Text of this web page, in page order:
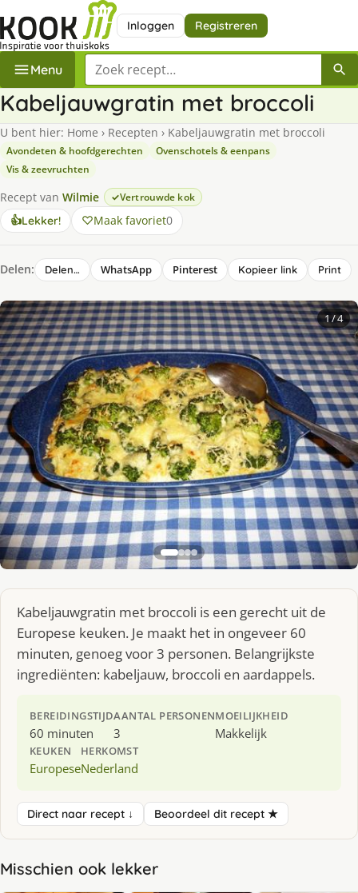
Inloggen Registreren
Menu Zoek een recept
Kabeljauwgratin met broccoli
U bent hier: Home › Recepten › Kabeljauwgratin met broccoli
Avondeten & hoofdgerechten
Ovenschotels & eenpans
Vis & zeevruchten
Recept van Wilmie Vertrouwde kok
👍Lekker! Maak favoriet0
Delen: Delen… WhatsApp Pinterest Kopieer link Print
1 / 4
Kabeljauwgratin met broccoli is een gerecht uit de
Europese keuken. Je maakt het in ongeveer 60
minuten, genoeg voor 3 personen. Belangrijkste
ingrediënten: kabeljauw, broccoli en aardappels.
BEREIDINGSTIJD
60 minuten
AANTAL PERSONEN
3
MOEILIJKHEID
Makkelijk
KEUKEN
Europese
HERKOMST
Nederland
Direct naar recept ↓ Beoordeel dit recept ★
Misschien ook lekker